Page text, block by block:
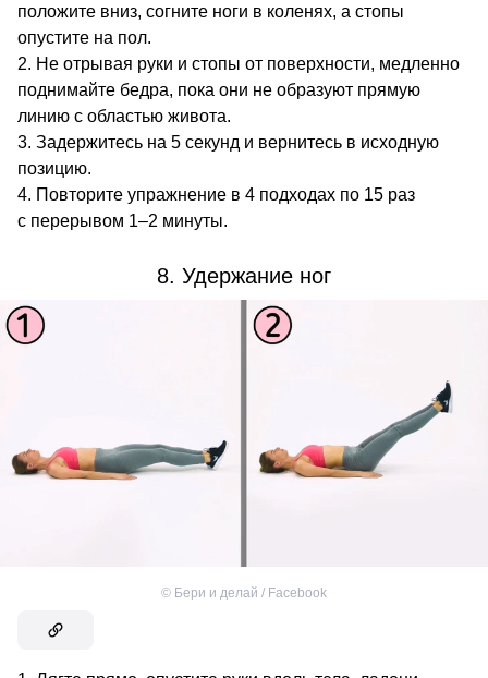
положите вниз, согните ноги в коленях, а стопы
опустите на пол.
Не отрывая руки и стопы от поверхности, медленно
поднимайте бедра, пока они не образуют прямую
линию с областью живота.
Задержитесь на 5 секунд и вернитесь в исходную
позицию.
Повторите упражнение в 4 подходах по 15 раз
с перерывом 1–2 минуты.
8. Удержание ног
© Бери и делай / Facebook